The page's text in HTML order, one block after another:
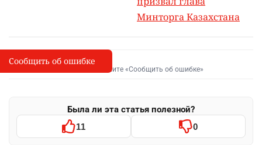
Минторга Казахстана
I
Сообщить об опечатке
Выделите фрагмент и нажмите «Сообщить об ошибке»
Была ли эта статья полезной?
11 0
Сообщить об ошибке